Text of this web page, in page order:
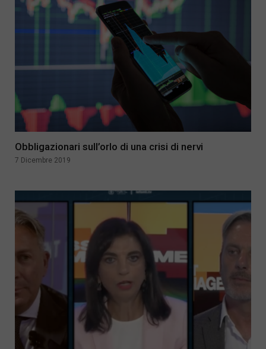
Obbligazionari sull’orlo di una crisi di nervi
7 Dicembre 2019